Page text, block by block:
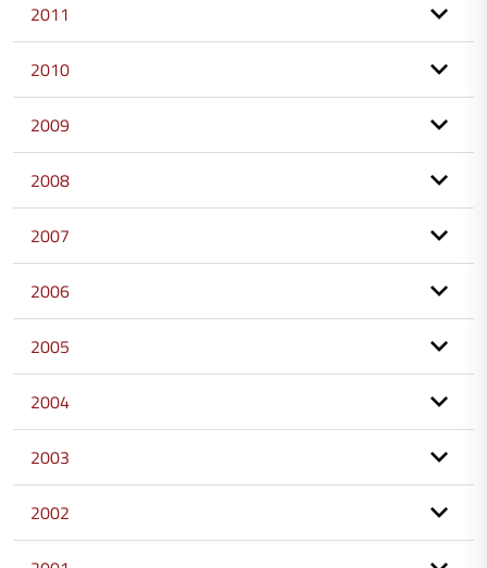
2011
2010
2009
2008
2007
2006
2005
2004
2003
2002